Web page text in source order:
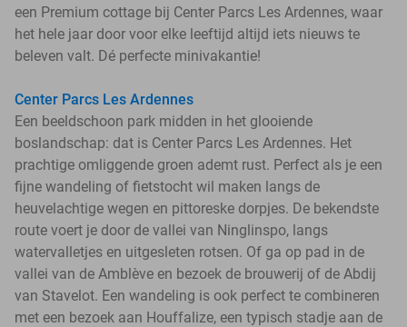
een Premium cottage bij Center Parcs Les Ardennes, waar
het hele jaar door voor elke leeftijd altijd iets nieuws te
beleven valt. Dé perfecte minivakantie!
Center Parcs Les Ardennes
Een beeldschoon park midden in het glooiende
boslandschap: dat is Center Parcs Les Ardennes. Het
prachtige omliggende groen ademt rust. Perfect als je een
fijne wandeling of fietstocht wil maken langs de
heuvelachtige wegen en pittoreske dorpjes. De bekendste
route voert je door de vallei van Ninglinspo, langs
watervalletjes en uitgesleten rotsen. Of ga op pad in de
vallei van de Amblève en bezoek de brouwerij of de Abdij
van Stavelot. Een wandeling is ook perfect te combineren
met een bezoek aan Houffalize, een typisch stadje aan de